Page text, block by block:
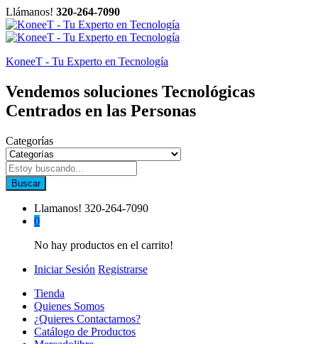
Llámanos! 320-264-7090
KoneeT - Tu Experto en Tecnología
Vendemos soluciones Tecnológicas
Centrados en las Personas
Categorías
Buscar
Llamanos! 320-264-7090
0
No hay productos en el carrito!
Iniciar Sesión Registrarse
Tienda
Quienes Somos
¿Quieres Contactarnos?
Catálogo de Productos